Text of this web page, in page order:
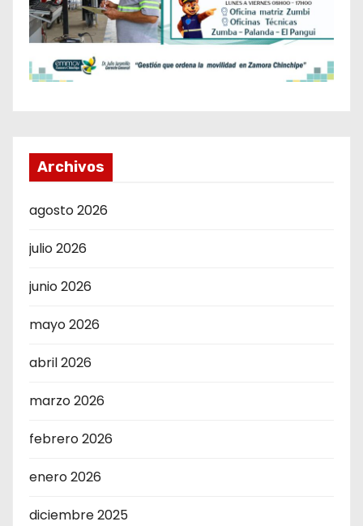
Archivos
agosto 2026
julio 2026
junio 2026
mayo 2026
abril 2026
marzo 2026
febrero 2026
enero 2026
diciembre 2025